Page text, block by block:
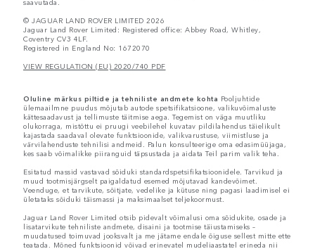
saavutada.
© JAGUAR LAND ROVER LIMITED 2026
Jaguar Land Rover Limited: Registered office: Abbey Road, Whitley,
Coventry CV3 4LF.
Registered in England No: 1672070
VIEW REGULATION (EU) 2020/740 PDF
Oluline märkus piltide ja tehniliste andmete kohta Pooljuhtide
ülemaailmne puudus mõjutab autode spetsifikatsioone, valikuvõimaluste
kättesaadavust ja tellimuste täitmise aega. Tegemist on väga muutliku
olukorraga, mistõttu ei pruugi veebilehel kuvatav pildilahendus täielikult
kajastada saadaval olevate funktsioonide, valikvarustuse, viimistluse ja
värvilahenduste tehnilisi andmeid. Palun konsulteerige oma edasimüüjaga,
kes saab võimalikke piiranguid täpsustada ja aidata Teil parim valik teha.
Esitatud massid vastavad sõiduki standardspetsifikatsioonidele. Tarvikud ja
muud tootmisjärgselt paigaldatud esemed mõjutavad kandevõimet.
Veenduge, et tarvikute, sõitjate, vedelike ja kütuse ning pagasi laadimisel ei
ületataks sõiduki täismassi ja maksimaalset teljekoormust.
Jaguar Land Rover Limited otsib pidevalt võimalusi oma sõidukite, osade ja
lisatarvikute tehniliste andmete, disaini ja tootmise täiustamiseks –
muudatused toimuvad jooksvalt ja me jätame endale õiguse sellest mitte ette
teatada. Mõned funktsioonid võivad erinevatel mudeliaastatel erineda nii